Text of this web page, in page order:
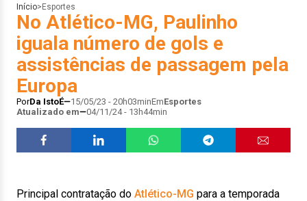
Início> Esportes
No Atlético-MG, Paulinho
iguala número de gols e
assistências de passagem pela
Europa
PorDa IstoÉ 15/05/23 - 20h03minEmEsportes
Atualizado em
04/11/24 - 13h44min
Principal contratação do Atlético-MG para a temporada